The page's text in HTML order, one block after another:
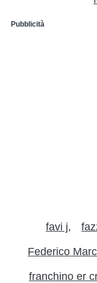
Pubblicità
favi j
Federico
franchino er